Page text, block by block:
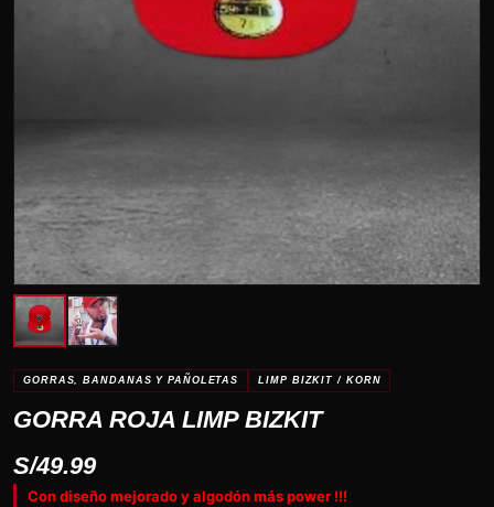
GORRAS, BANDANAS Y PAÑOLETAS LIMP BIZKIT / KORN
GORRA ROJA LIMP BIZKIT
S/49.99
Con diseño mejorado y algodón más power !!!